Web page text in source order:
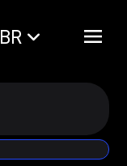
BR